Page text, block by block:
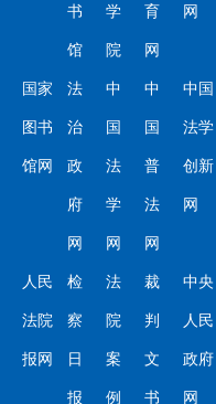
书
馆
学
院
育
网
网
国家
图书
馆网
法
治
政
府
网
中
国
法
学
网
中
国
普
法
网
中国
法学
创新
网
人民
法院
报网
检
察
日
报
法
院
案
例
裁
判
文
书
中央
人民
政府
网